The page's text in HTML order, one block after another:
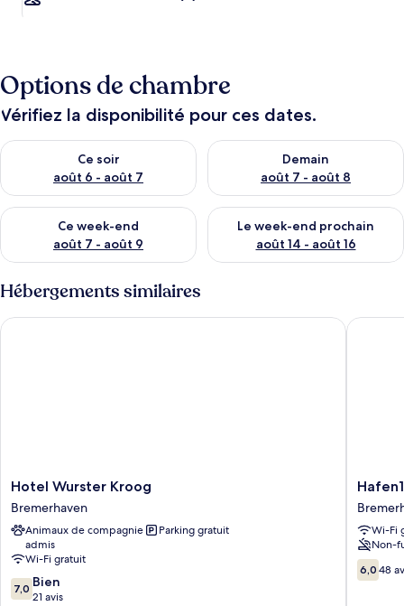
Options de chambre
Vérifiez la disponibilité pour ces dates.
Ce soir
août 6 - août 7
Vérifier la disponibilité pour ce soir août 6 - août 7
Demain
août 7 - août 8
Vérifier la disponibilité pour
Ce week-end
août 7 - août 9
Vérifier la disponibilité pour ce week-end août 7 - août 9
Le week-end prochain
août 14 - août 16
Vérifier la disponibilité pour
Hébergements similaires
Hotel
Wurster
Kroog
Bremerhaven
Hotel Wurster Kroog
Bremerhaven
Animaux de compagnie
admis
Parking gratuit
Wi-Fi gratuit
7.0
sur
7,0 Bien
21 avis
Hotel Wurster Kroog
Hafen12
Wi-Fi
Non-
6.0
sur
6,0 48
Hafen12